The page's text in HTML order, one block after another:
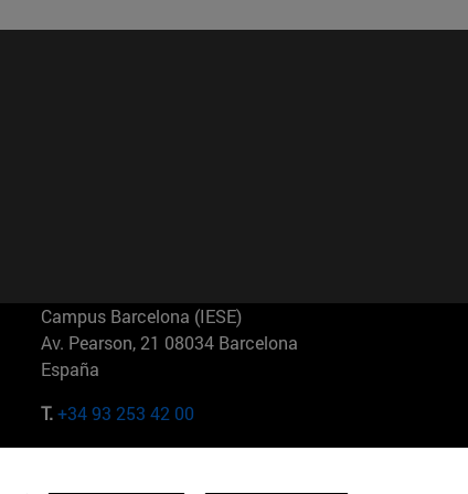
Campus Barcelona (IESE)
Av. Pearson, 21 08034 Barcelona
España
T.+34 93 253 42 00